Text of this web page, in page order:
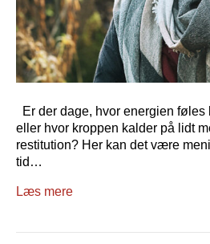
Er der dage, hvor energien føles
eller hvor kroppen kalder på lidt
restitution? Her kan det være
tid…
Læs mere